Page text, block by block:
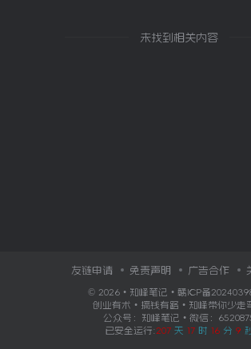
未找到相关内容
友链申请 免责声明 广告合作
© 2026 • 知峰笔记 • 赣ICP备
创业有术 • 搞钱有路 • 知峰带你少走
公众号：知峰笔记 • 微信：
已安全运行:207天 17时 16分 9